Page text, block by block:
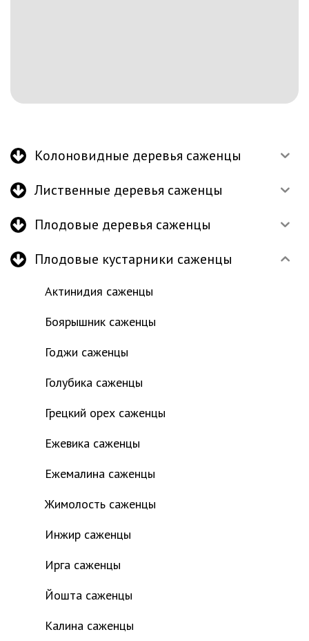
Колоновидные деревья саженцы
Лиственные деревья саженцы
Плодовые деревья саженцы
Плодовые кустарники саженцы
Актинидия саженцы
Боярышник саженцы
Годжи саженцы
Голубика саженцы
Грецкий орех саженцы
Ежевика саженцы
Ежемалина саженцы
Жимолость саженцы
Инжир саженцы
Ирга саженцы
Йошта саженцы
Калина саженцы